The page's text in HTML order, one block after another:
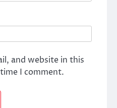
and website in this
I comment.